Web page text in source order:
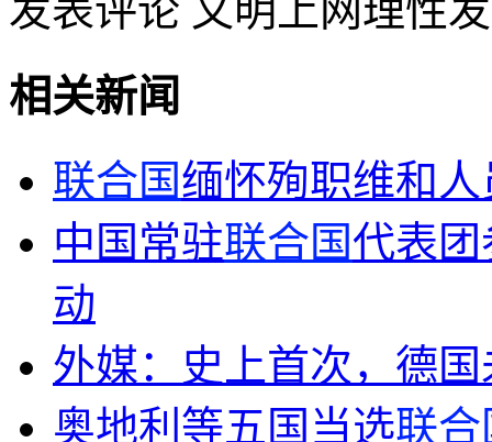
发表评论 文明上网理性
相关新闻
联合国缅怀殉职维和人
中国常驻联合国代表团
动
外媒：史上首次，德
奥地利等五国当选联合